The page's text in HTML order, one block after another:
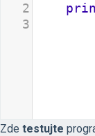
2
3
Zde testujte